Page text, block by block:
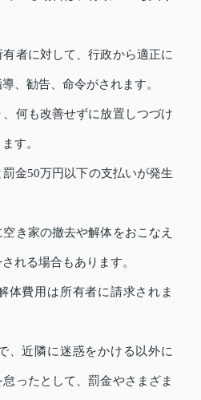
者に対して、行政から適正に
、勧告、命令がされます。
何も改善せずに放置しつづけ
す。
金50万円以下の支払いが発生
き家の撤去や解体をおこなえ
れる場合もあります。
体費用は所有者に請求されま
、近隣に迷惑をかける以外に
ったとして、罰金やさまざま